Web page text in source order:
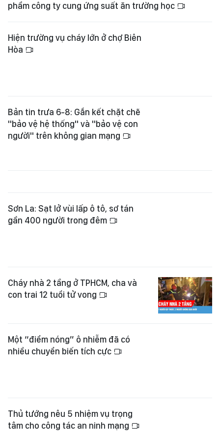
phẩm công ty cung ứng suất ăn trường học
Hiện trường vụ cháy lớn ở chợ Biên
Hòa
Bản tin trưa 6-8: Gắn kết chặt chẽ
"bảo vệ hệ thống" và "bảo vệ con
người" trên không gian mạng
Sơn La: Sạt lở vùi lấp ô tô, sơ tán
gần 400 người trong đêm
Cháy nhà 2 tầng ở TPHCM, cha và
con trai 12 tuổi tử vong
Một “điểm nóng” ô nhiễm đã có
nhiều chuyển biến tích cực
Thủ tướng nêu 5 nhiệm vụ trọng
tâm cho công tác an ninh mạng